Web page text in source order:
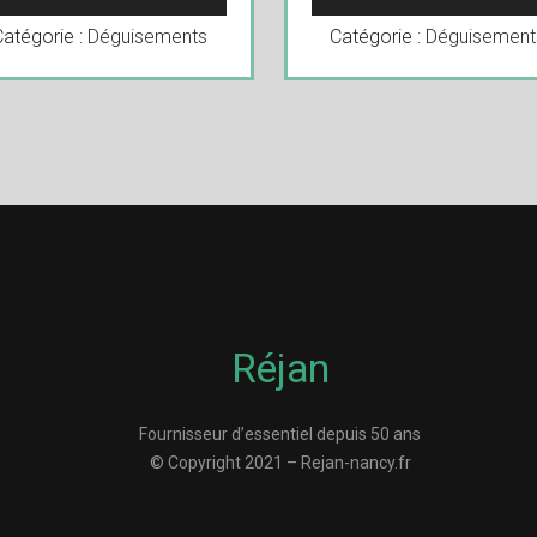
: Déguisements Catégorie :
Réjan
Fournisseur d’essentiel depuis 50 ans
© Copyright 2021 – Rejan-nancy.fr